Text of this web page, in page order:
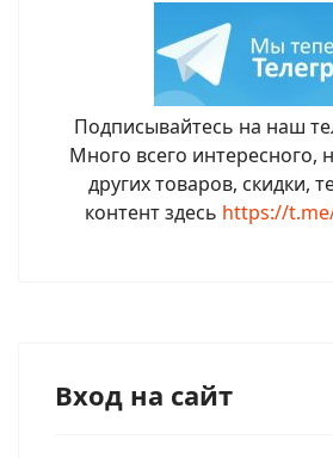
Подписывайтесь на наш
Много всего интересного,
других товаров, скидки,
контент здесь https://
Вход на сайт